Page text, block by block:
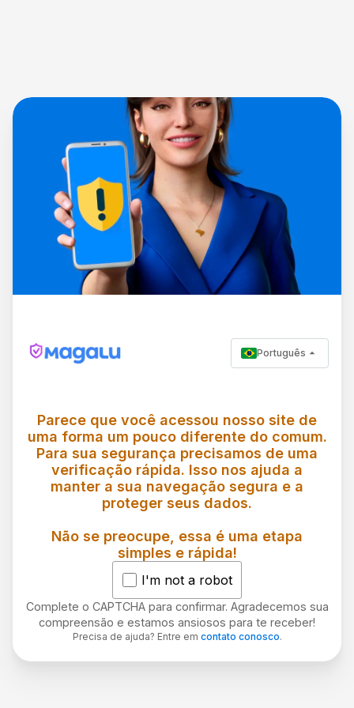
Português
Parece que você acessou nosso site de
uma forma um pouco diferente do comum.
Para sua segurança precisamos de uma
verificação rápida. Isso nos ajuda a
manter a sua navegação segura e a
proteger seus dados.
Não se preocupe, essa é uma etapa
simples e rápida!
I'm not a robot
Complete o CAPTCHA para confirmar. Agradecemos sua
compreensão e estamos ansiosos para te receber!
Precisa de ajuda? Entre em contato conosco.